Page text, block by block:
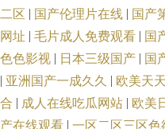
二区 | 国产伦理片在线 | 国产
网址 | 毛片成人免费观看 | 国
色色影视 | 日本三级国产 | 国
| 亚洲国产一成久久 | 欧美天
合 | 成人在线吃瓜网站 | 欧美
产在线观看 | 一区二区三区色